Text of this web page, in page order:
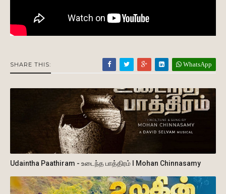
SHARE THIS: WhatsApp
Udaintha Paathiram - உடைந்த பாத்திரம் I Mohan Chinnasamy